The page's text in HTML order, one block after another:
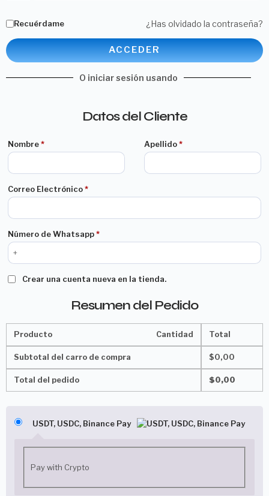
Recuérdame ¿Has olvidado la contraseña?
ACCEDER
O iniciar sesión usando
Datos del Cliente
Nombre* Apellido*
Correo Electrónico*
Número de Whatsapp*
Crear una cuenta nueva en la tienda.
Resumen del Pedido
Producto Cantidad Total
Subtotal del carro de compra $0,00
Total del pedido $0,00
USDT, USDC, Binance Pay
Pay with Crypto